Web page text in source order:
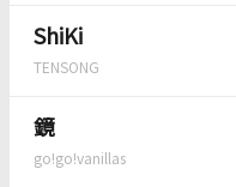
ShiKi
TENSONG
鏡
go!go!vanillas